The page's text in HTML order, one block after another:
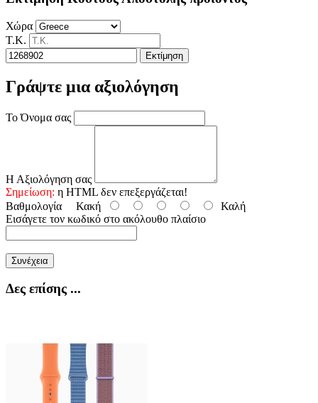
Χώρα
Τ.Κ.
Εκτίμηση
Γράψτε μια αξιολόγηση
Το Όνομα σας
Η Αξιολόγηση σας
Σημείωση: η HTML δεν επεξεργάζεται!
Βαθμολογία Κακή
Καλή
Εισάγετε τον κωδικό στο ακόλουθο πλαίσιο
Συνέχεια
Δες επίσης ...